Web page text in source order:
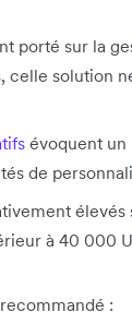
porté sur la
celle solution
évoquent un
de
élevés
à 40 000
: